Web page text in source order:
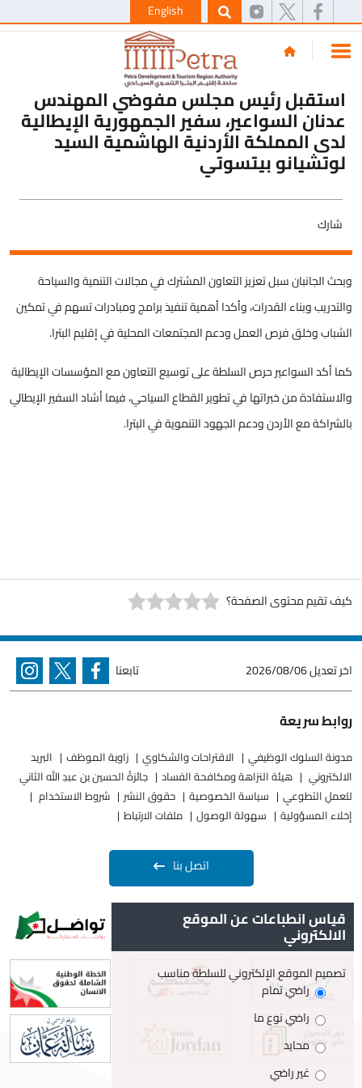
قياس انطباعات عن الموقع
الالكتروني
تصميم الموقع الإلكتروني للسلطة مناسب
راضي تمام
راضي نوع ما
محايد
غير راضي
English
استقبل رئيس مجلس مفوضي المهندس
عدنان السواعير، سفير الجمهورية الإيطالية
لدى المملكة الأردنية الهاشمية السيد
لوتشيانو بيتسوتي
شارك
وبحث الجانبان سبل تعزيز التعاون المشترك في مجالات التنمية والسياحة
والتدريب وبناء القدرات، وأكدا أهمية تنفيذ برامج ومبادرات تسهم في تمكين
الشباب وخلق فرص العمل ودعم المجتمعات المحلية في إقليم البترا.
كما أكد السواعير حرص السلطة على توسيع التعاون مع المؤسسات الإيطالية
والاستفادة من خبراتها في تطوير القطاع السياحي، فيما أشاد السفير الإيطالي
بالشراكة مع الأردن ودعم الجهود التنموية في البترا.
كيف تقيم محتوى الصفحة؟
اخر تعديل2026/08/06 تابعنا
روابط سريعة
مدونة السلوك الوظيفي الاقتراحات والشكاوي زاوية الموظف
البريد
الالكتروني
هيئة النزاهة ومكافحة الفساد
جائزةُ الحسين بن عبدِ الله الثاني
للعملِ التطوعيِ
سياسة الخصوصية حقوق النشر
شروط الاستخدام
إخلاء المسؤولية
سهولة الوصول ملفات الارتباط
اتصل بنا